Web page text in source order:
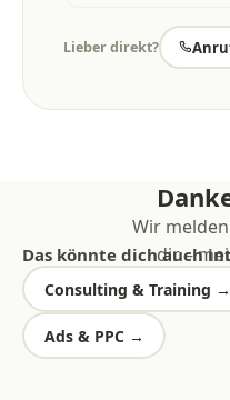
Lieber direkt?
Wir
dir –
Das könnte dich auch
Consulting & Training →
Ads & PPC →